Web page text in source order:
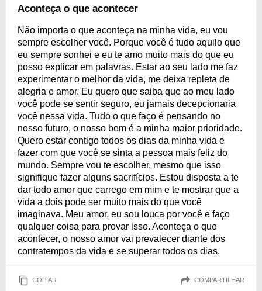
Aconteça o que acontecer
Não importa o que aconteça na minha vida, eu vou
sempre escolher você. Porque você é tudo aquilo que
eu sempre sonhei e eu te amo muito mais do que eu
posso explicar em palavras. Estar ao seu lado me faz
experimentar o melhor da vida, me deixa repleta de
alegria e amor. Eu quero que saiba que ao meu lado
você pode se sentir seguro, eu jamais decepcionaria
você nessa vida. Tudo o que faço é pensando no
nosso futuro, o nosso bem é a minha maior prioridade.
Quero estar contigo todos os dias da minha vida e
fazer com que você se sinta a pessoa mais feliz do
mundo. Sempre vou te escolher, mesmo que isso
signifique fazer alguns sacrifícios. Estou disposta a te
dar todo amor que carrego em mim e te mostrar que a
vida a dois pode ser muito mais do que você
imaginava. Meu amor, eu sou louca por você e faço
qualquer coisa para provar isso. Aconteça o que
acontecer, o nosso amor vai prevalecer diante dos
contratempos da vida e se superar todos os dias.
COPIAR COMPARTILHAR